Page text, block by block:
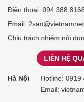
Điện thoại: 094 388 8166
Email:
Chịu trách nhiệm nội
LIÊN HỆ
Hà Nội Hotline: 0919
Email: